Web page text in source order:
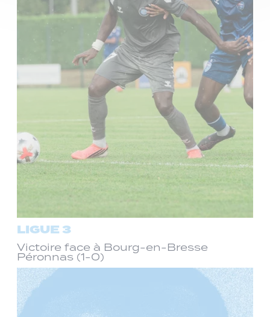
LIGUE 3
Victoire face à Bourg-en-Bresse
Péronnas (1-0)